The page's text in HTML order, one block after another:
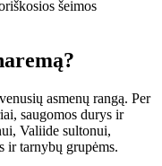
šeimos
asmenų rangą. Per
saugomos durys ir
Valiide sultonui,
ir tarnybų grupėms.